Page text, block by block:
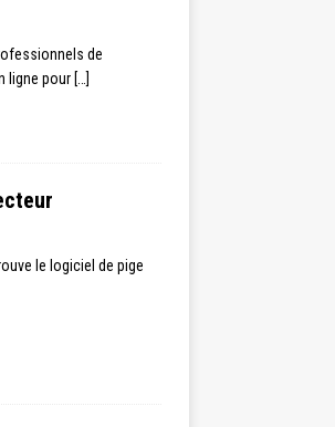
de
ligne pour […]
le logiciel de pige